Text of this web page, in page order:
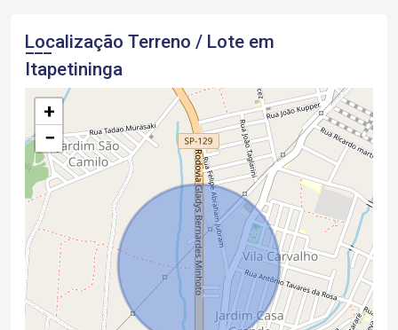
Localização Terreno / Lote em
Itapetininga
+
−